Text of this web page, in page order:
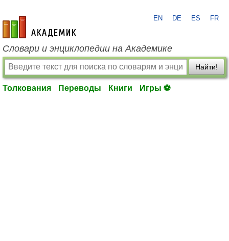
academic.ru
EN DE ES FR
Словари и энциклопедии на Академике
Найти!
Толкования Переводы Книги Игры ⚽